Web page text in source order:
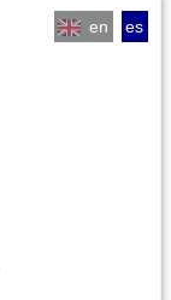
en es